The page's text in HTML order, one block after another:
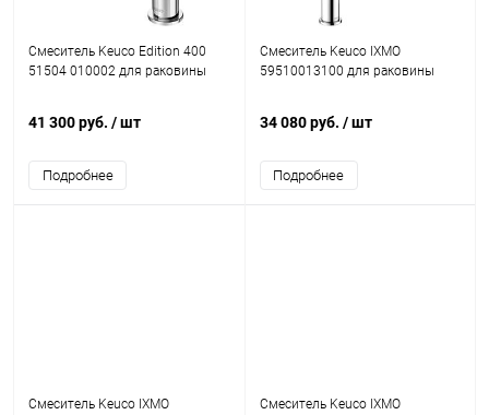
Смеситель Keuco Edition 400
51504 010002 для раковины
41 300 руб. / шт
Подробнее
Смеситель Keuco IXMO
59510013100 для раковины
34 080 руб. / шт
Подробнее
Смеситель Keuco IXMO
Смеситель Keuco IXMO